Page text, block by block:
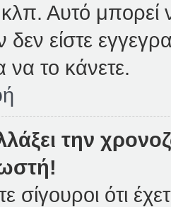
Αυτό μπορεί
δεν είστε
να το κάνετε.
την
σίγουροι ότι